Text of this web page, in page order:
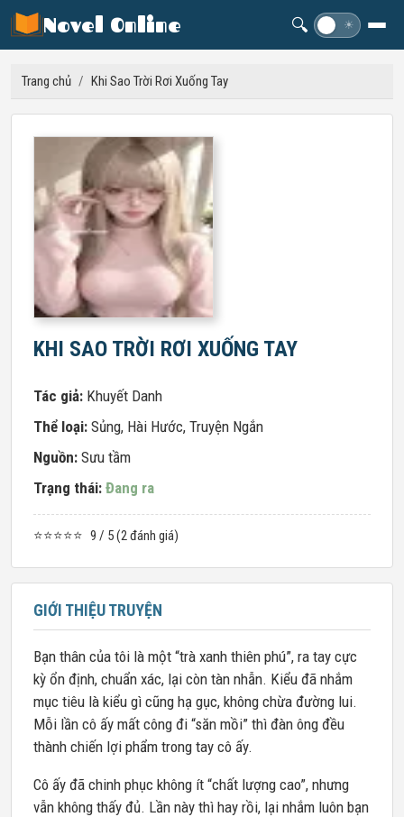
Novel Online 🔍 ☀
Trang chủ / Khi Sao Trời Rơi Xuống Tay
KHI SAO TRỜI RƠI XUỐNG TAY
Tác giả: Khuyết Danh
Thể loại: Sủng, Hài Hước, Truyện Ngắn
Nguồn: Sưu tầm
Trạng thái: Đang ra
⭐⭐⭐⭐⭐ 9 / 5 (2 đánh giá)
GIỚI THIỆU TRUYỆN
Bạn thân của tôi là một “trà xanh thiên phú”, ra tay cực
kỳ ổn định, chuẩn xác, lại còn tàn nhẫn. Kiểu đã nhắm
mục tiêu là kiểu gì cũng hạ gục, không chừa đường lui.
Mỗi lần cô ấy mất công đi “săn mồi” thì đàn ông đều
thành chiến lợi phẩm trong tay cô ấy.
Cô ấy đã chinh phục không ít “chất lượng cao”, nhưng
vẫn không thấy đủ. Lần này thì hay rồi, lại nhắm luôn bạn